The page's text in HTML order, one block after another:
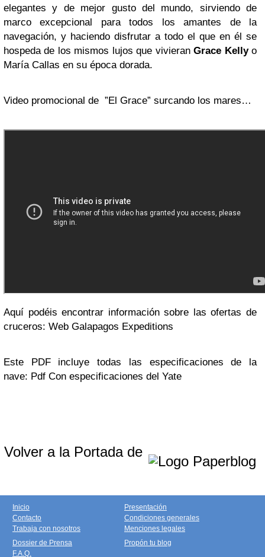
elegantes y de mejor gusto del mundo, sirviendo de
marco excepcional para todos los amantes de la
navegación, y haciendo disfrutar a todo el que en él se
hospeda de los mismos lujos que vivieranGrace Kellyo
María Callas en su época dorada.
Video promocional de ”El Grace” surcando los mares…
Aquí podéis encontrar información sobre las ofertas de
cruceros: Web Galapagos Expeditions
Este PDF incluye todas las especificaciones de la
nave: Pdf Con especificaciones del Yate
Volver a la Portada de
Inicio
Contacto
Trabaja con nosotros
Presentación
Condiciones generales
Menciones legales
Dossier de Prensa
F.A.Q.
Propón tu blog